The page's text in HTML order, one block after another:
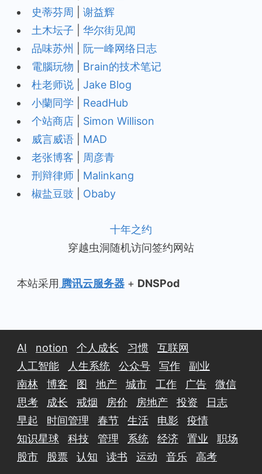
史蒂芬周
谢益辉
土木坛子
华尔街见闻
品味苏州
阮一峰网络日志
電腦玩物
Brain的技术笔记
杜老师说
Jake Blog
小蘭同学
ReadHub
个站商店
Simon Willison
威言威语
MAD
老张博客
周彦青
刑辩律师
Malinkang
椒盐豆豉
Obaby
十年之约
穿越虫洞随机访问签约网站
本站采用 腾讯云服务器 + DNSPod
AI notion 个人成长 习惯
互联网
人工智能
人生系统 公众号 写作
副业
南林
博客 图 地产 城市 工作 广告
微信
思考
成长 戒烟 房价 房地产 投资
日志
早起
时间管理 春节 生活 电影
疫情
知识星球
科技 管理 系统 经济 置业
职场
股市
股票 认知 读书 运动 音乐 高考